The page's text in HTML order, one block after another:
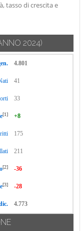
tasso di crescita e
2024)
4.801
41
33
[1] +8
175
211
[2] -36
[3] -28
4.773